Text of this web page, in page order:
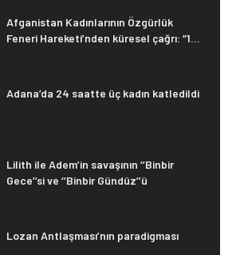
Afganistan Kadınlarının Özgürlük
Feneri Hareketi’nden küresel çağrı: “15
Adana’da 24 saatte üç kadın katledildi
Lilith ile Adem’in savaşının ‘’Binbir
Gece’’si ve ‘’Binbir Gündüz’’ü
Lozan Antlaşması’nın paradigması